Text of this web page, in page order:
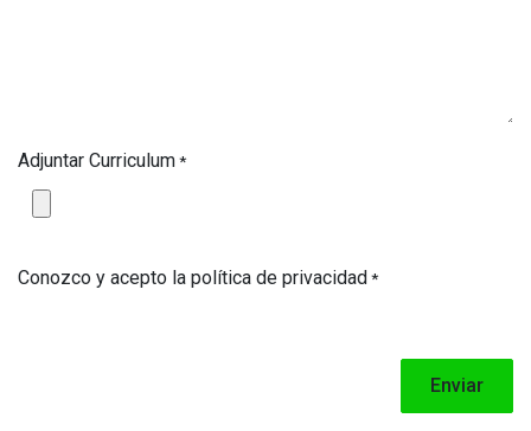
Adjuntar Curriculum*
Conozco y acepto la política de privacidad*
Enviar